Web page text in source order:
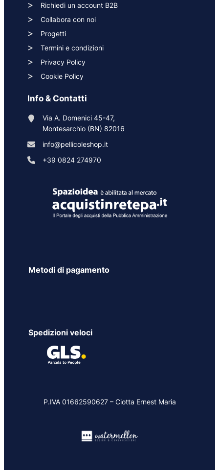
Richiedi un account B2B
Collabora con noi
Progetti
Termini e condizioni
Privacy Policy
Cookie Policy
Info & Contatti
Via A. Domenici 45-47,
Montesarchio (BN) 82016
info@pellicoleshop.it
+39 0824 274970
Metodi di pagamento
Spedizioni veloci
P.IVA 01662590627 – Ciotta Ernest Maria